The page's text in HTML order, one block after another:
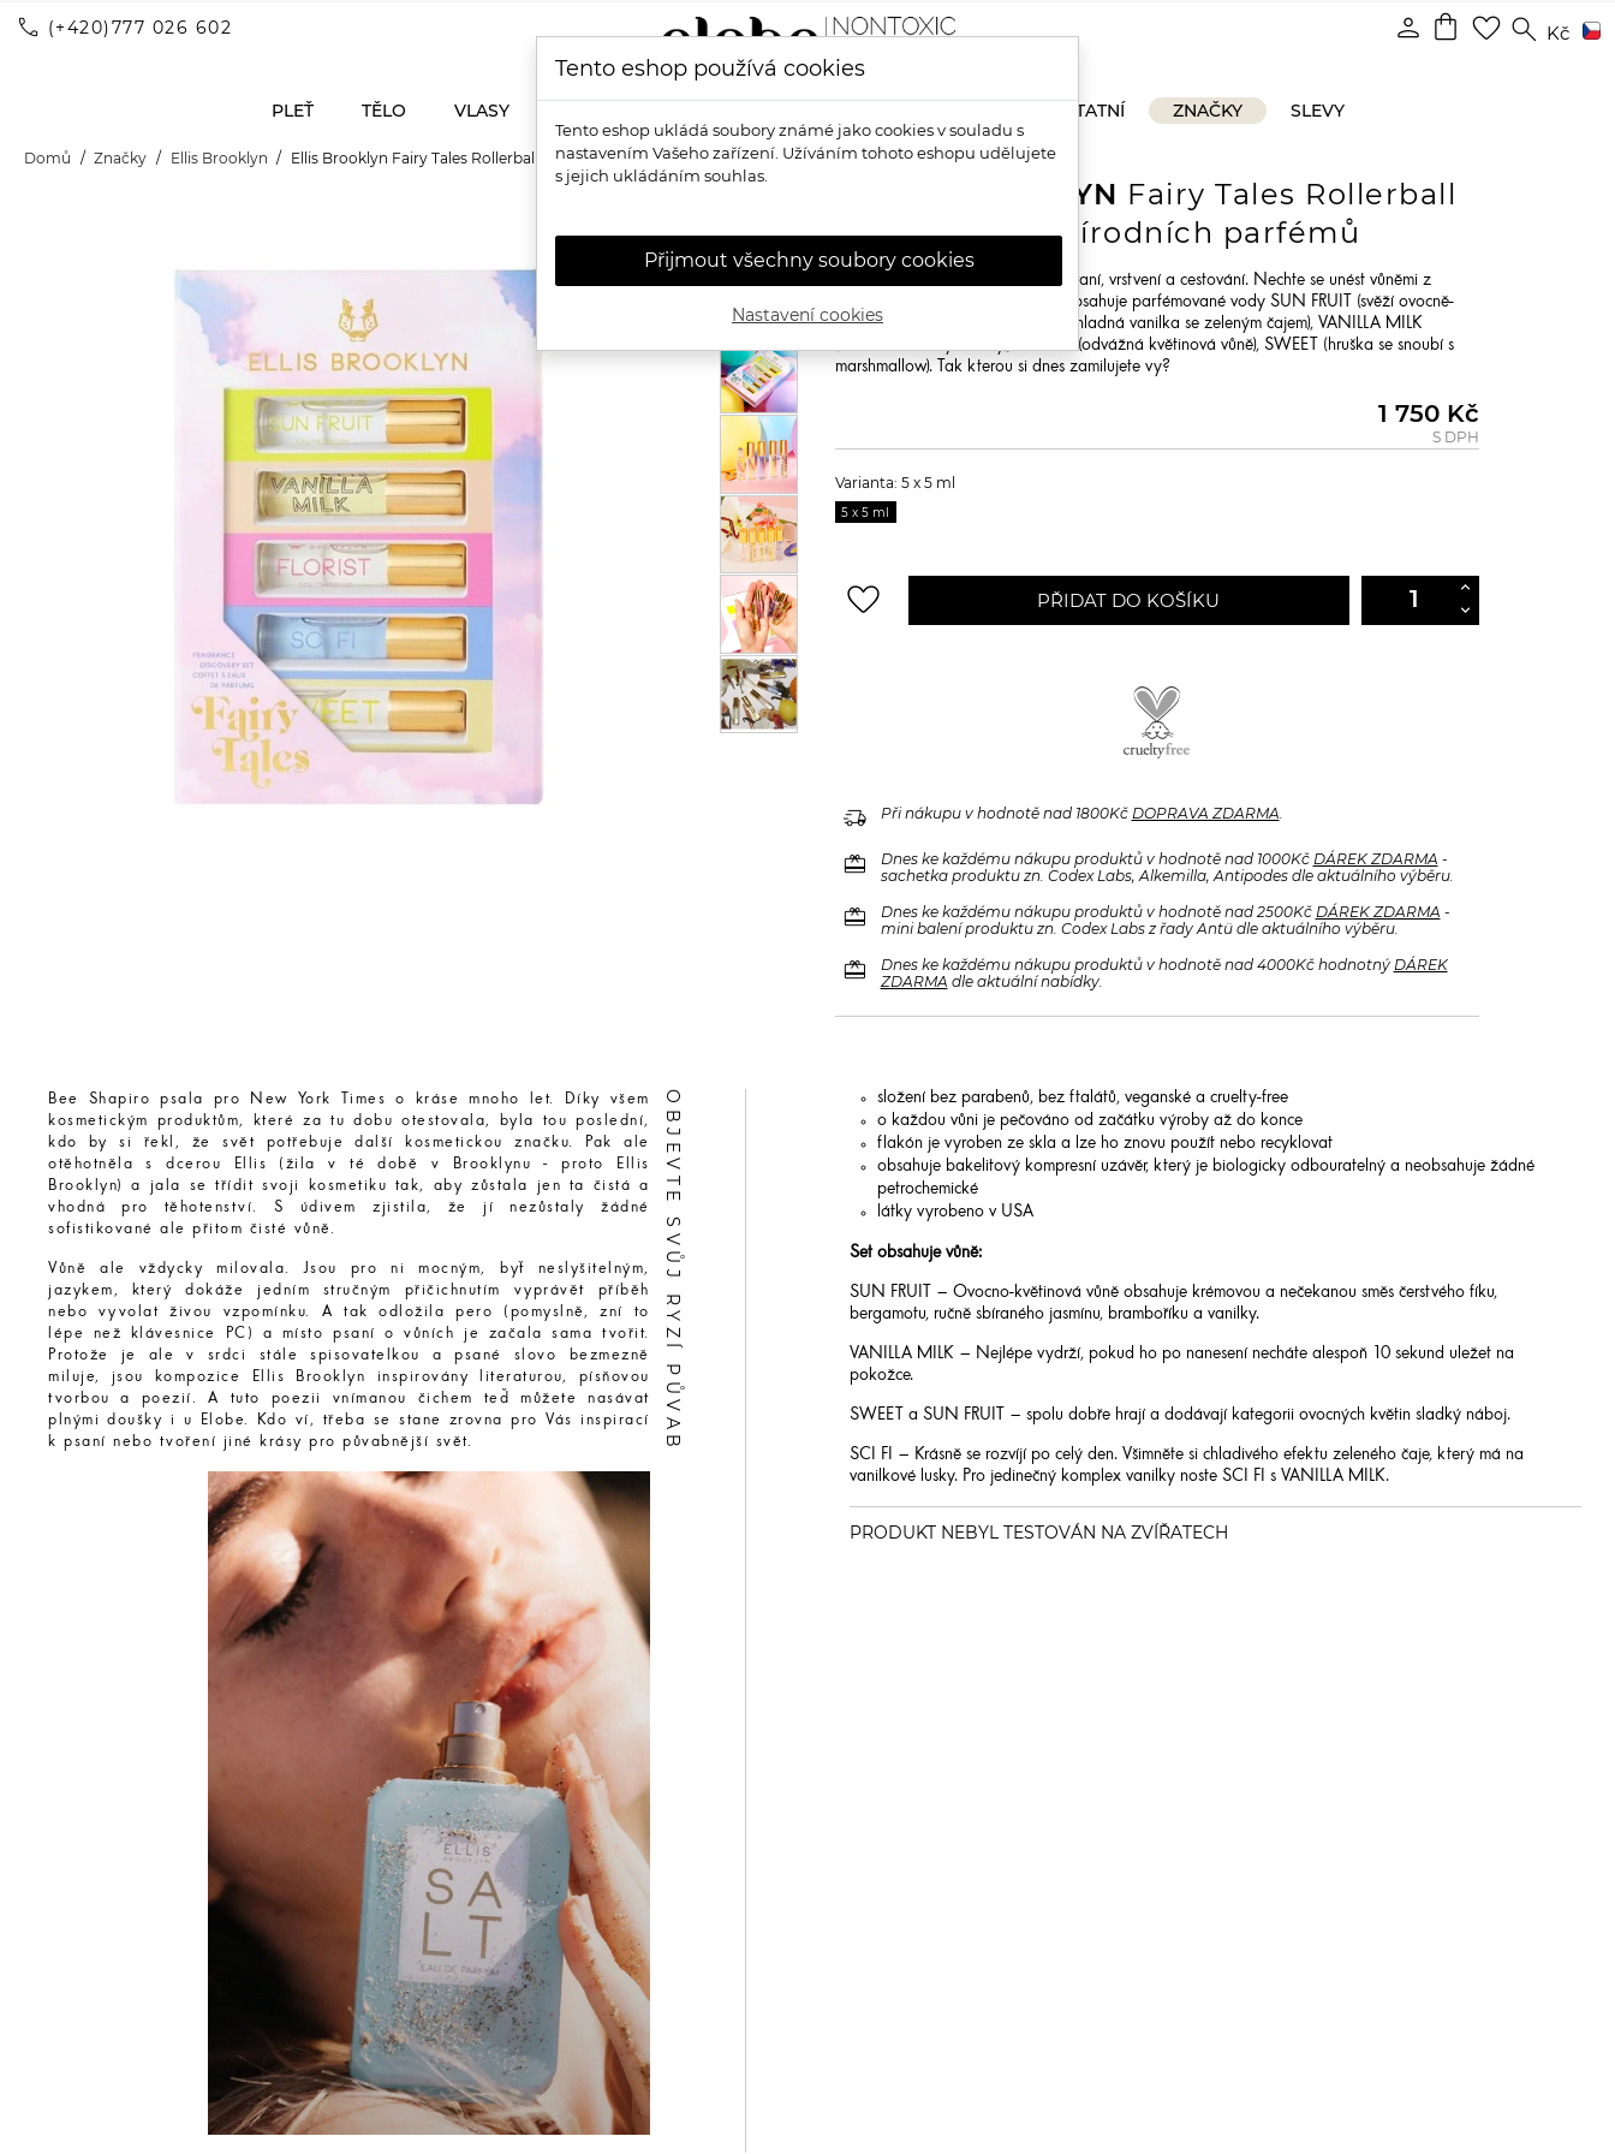
call (+420)777 026 602 shopping_bag favorite_border search Kč
person
PLEŤ TĚLO VLASY OSTATNÍ ZNAČKY SLEVY
Domů Značky Ellis Brooklyn Ellis Brooklyn Fairy Tales Rollerball Gift Set - set přírodních parfémů
ELLIS BROOKLYN Fairy Tales Rollerball
Gift Set - set přírodních parfémů
Tyto rollerbaly jsou stvořené pro hraní, vrstvení a cestování. Nechte se unést vůněmi z
kolekce FAIRY TALES. Tato sada obsahuje parfémované vody SUN FRUIT (svěží ovocně-
květinová), SCI-FI (nadpozemsky chladná vanilka se zeleným čajem), VANILLA MILK
(vanilka s mléčnými tóny), FLORIST (odvážná květinová vůně), SWEET (hruška se snoubí s
marshmallow). Tak kterou si dnes zamilujete vy?
1 750 Kč
S DPH
Varianta: 5 x 5 ml
5 x 5 ml
favorite_border PŘIDAT DO KOŠÍKU
delivery_truck_speed Při nákupu v hodnotě nad 1800Kč DOPRAVA ZDARMA.
redeem Dnes ke každému nákupu produktů v hodnotě nad 1000Kč DÁREK ZDARMA -
sachetka produktu zn. Codex Labs, Alkemilla, Antipodes dle aktuálního výběru.
redeem Dnes ke každému nákupu produktů v hodnotě nad 2500Kč DÁREK ZDARMA -
mini balení produktu zn. Codex Labs z řady Antü dle aktuálního výběru.
redeem Dnes ke každému nákupu produktů v hodnotě nad 4000Kč hodnotný DÁREK
ZDARMA dle aktuální nabídky.
Bee Shapiro psala pro New York Times o kráse mnoho let. Díky všem
kosmetickým produktům, které za tu dobu otestovala, byla tou poslední,
kdo by si řekl, že svět potřebuje další kosmetickou značku. Pak ale
otěhotněla s dcerou Ellis (žila v té době v Brooklynu - proto Ellis
Brooklyn) a jala se třídit svoji kosmetiku tak, aby zůstala jen ta čistá a
vhodná pro těhotenství. S údivem zjistila, že jí nezůstaly žádné
sofistikované ale přitom čisté vůně.
Vůně ale vždycky milovala. Jsou pro ni mocným, byť neslyšitelným,
jazykem, který dokáže jedním stručným přičichnutím vyprávět příběh
nebo vyvolat živou vzpomínku. A tak odložila pero (pomyslně, zní to
lépe než klávesnice PC) a místo psaní o vůních je začala sama tvořit.
Protože je ale v srdci stále spisovatelkou a psané slovo bezmezně
miluje, jsou kompozice Ellis Brooklyn inspirovány literaturou, písňovou
tvorbou a poezií. A tuto poezii vnímanou čichem teď můžete nasávat
plnými doušky i u Elobe. Kdo ví, třeba se stane zrovna pro Vás inspirací
k psaní nebo tvoření jiné krásy pro půvabnější svět.
OBJEVTE SVŮJ RYZÍ PŮVAB
složení bez parabenů, bez ftalátů, veganské a cruelty-free
o každou vůni je pečováno od začátku výroby až do konce
flakón je vyroben ze skla a lze ho znovu použít nebo recyklovat
obsahuje bakelitový kompresní uzávěr, který je biologicky odbouratelný a neobsahuje žádné
petrochemické
látky vyrobeno v USA
Set obsahuje vůně:
SUN FRUIT – Ovocno-květinová vůně obsahuje krémovou a nečekanou směs čerstvého fíku,
bergamotu, ručně sbíraného jasmínu, bramboříku a vanilky.
VANILLA MILK – Nejlépe vydrží, pokud ho po nanesení necháte alespoň 10 sekund uležet na
pokožce.
SWEET a SUN FRUIT – spolu dobře hrají a dodávají kategorii ovocných květin sladký náboj.
SCI FI – Krásně se rozvíjí po celý den. Všimněte si chladivého efektu zeleného čaje, který má na
vanilkové lusky. Pro jedinečný komplex vanilky noste SCI FI s VANILLA MILK.
Tento eshop používá cookies
Tento eshop ukládá soubory známé jako cookies v souladu s
nastavením Vašeho zařízení. Užíváním tohoto eshopu udělujete
s jejich ukládáním souhlas.
Přijmout všechny soubory cookies
Nastavení cookies